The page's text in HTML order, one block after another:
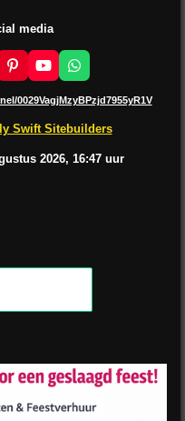
media
P
i
n
e
r
s
Y
o
u
u
b
e
W
h
a
s
A
p
p
0029VagjMzyBPzjd7955yR1V
Swift Sitebuilders
2026, 16:47 uur